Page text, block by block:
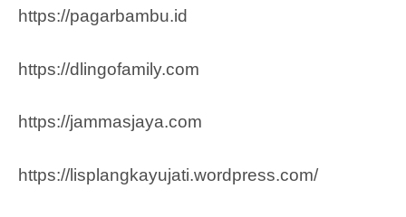
https://pagarbambu.id
https://dlingofamily.com
https://jammasjaya.com
https://lisplangkayujati.wordpress.com/